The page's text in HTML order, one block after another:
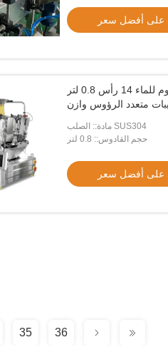
الأغذية X راي
احصل على أفضل سعر
على أفضل سعر
ميني مقاوم للماء 14 رأس 0.8 لتر
متعدد الرؤوس وازن
مادة:: الصلب SUS304
حجم القادوس:: 0.8 لتر
على أفضل سعر
35 36